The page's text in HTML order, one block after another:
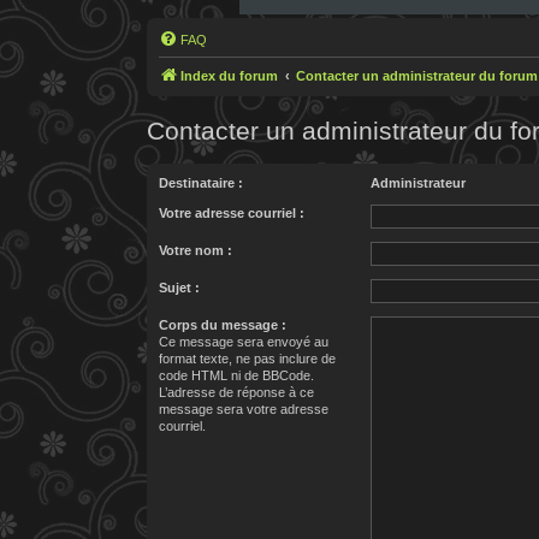
FAQ
Index du forum Contacter un administrateur du forum
Contacter un administrateur du
Destinataire : Administrateur
Votre adresse courriel :
Votre nom :
Sujet :
Corps du message :
Ce message sera envoyé au
format texte, ne pas inclure de
code HTML ni de BBCode.
L’adresse de réponse à ce
message sera votre adresse
courriel.